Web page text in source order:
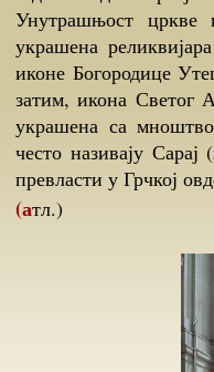
Унутрашњост цркве
украшена
иконе Богородице
затим, икона Светог
украшена са
често називају
превласти у Грчкој
(атл.)